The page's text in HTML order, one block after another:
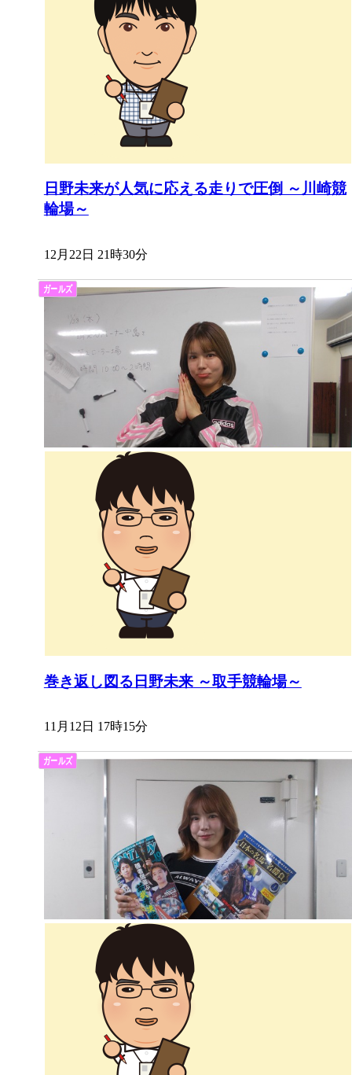
日野未来が人気に応える走りで圧倒 ～川崎競
輪場～
12月22日 21時30分
巻き返し図る日野未来 ～取手競輪場～
11月12日 17時15分